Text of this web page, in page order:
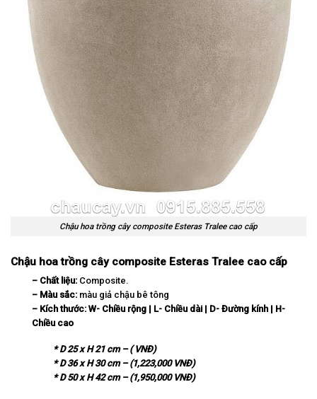
Chậu hoa trồng cây composite Esteras Tralee cao cấp
Chậu hoa trồng cây composite Esteras Tralee cao cấp
– Chất liệu: Composite.
– Màu sắc: màu giả chậu bê tông
– Kích thước: W- Chiều rộng | L- Chiều d ài | D- Đường kính | H-
Chiều cao
* D 25 x H 21 cm – ( VNĐ)
* D 36 x H 30 cm – (1,223,000 VNĐ)
* D 50 x H 42 cm – (1,950,000 VNĐ)